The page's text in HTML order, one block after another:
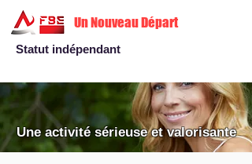
Un Nouveau Départ
Statut indépendant
Une activité sérieuse et valorisante